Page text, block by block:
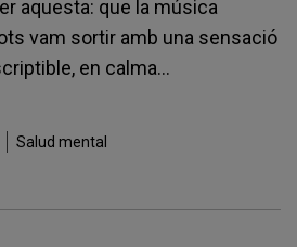
aquesta: que la música
vam sortir amb una sensació
en calma...
Salud mental